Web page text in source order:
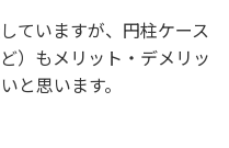
ていますが、円柱ケース
）もメリット・デメリッ
と思います。